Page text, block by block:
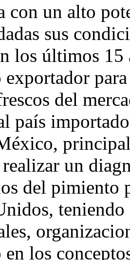
con un alto
sus
los últimos
exportador
del
país
un
del pimiento
en los